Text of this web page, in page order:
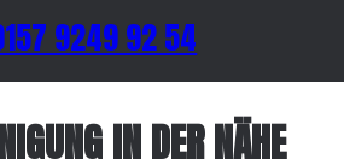
9249 92 54
IN DER NÄHE